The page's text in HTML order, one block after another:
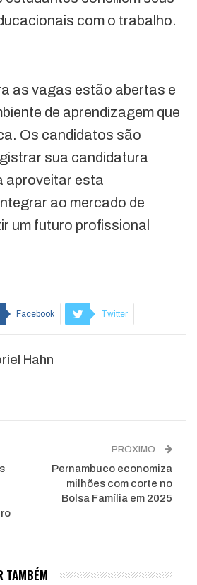
com o trabalho.
as vagas estão abertas e
de aprendizagem que
Os candidatos são
sua candidatura
aproveitar esta
ao mercado de
um futuro profissional
Facebook Twitter
Hahn
PRÓXIMO
Pernambuco economiza
milhões com corte no
Bolsa Família em 2025
TAMBÉM